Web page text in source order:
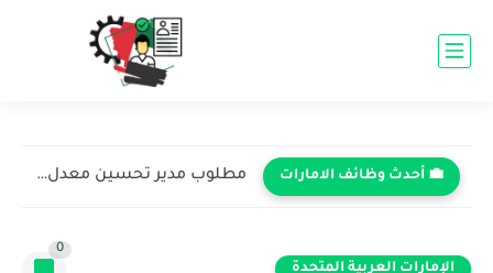
💼 أحدث وظائف الامارات مطلوب مدير تحسين معدل التحويل في تعاونية الاتحاد - دبي...
الإمارات العربية المتحدة
0